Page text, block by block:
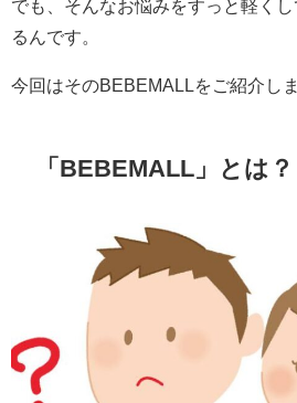
でも、そんなお悩みをすっと軽く
るんです。
今回はそのBEBEMALLをご紹介しま
「 BEBEMALL 」とは？